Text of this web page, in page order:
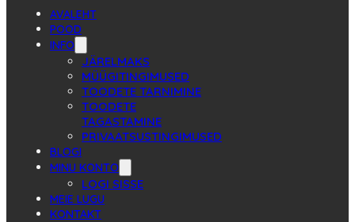
AVALEHT
POOD
INFO
JÄRELMAKS
MÜÜGITINGIMUSED
TOODETE TARNIMINE
TOODETE
TAGASTAMINE
PRIVAATSUSTINGIMUSED
BLOGI
MINU KONTO
LOGI SISSE
MEIE LUGU
KONTAKT